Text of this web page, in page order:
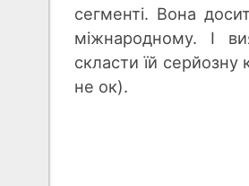
сегменті. Вона
міжнародному. І
скласти їй серйозну
не ок).